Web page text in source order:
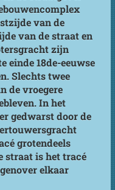
van de
van de straat en
zijn
einde 18de-eeuwse
Slechts twee
de vroegere
In het
gedwarst door de
grotendeels
straat is het tracé
elkaar